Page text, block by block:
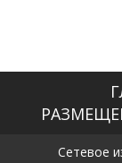
Сетевое